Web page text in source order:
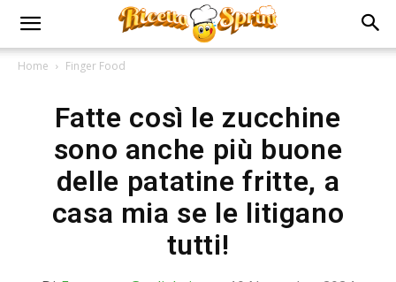
Home Finger Food
Fatte così le zucchine
sono anche più buone
delle patatine fritte, a
casa mia se le litigano
tutti!